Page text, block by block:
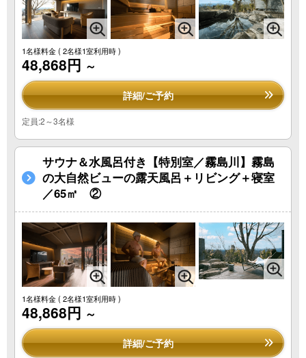
1名様料金( 2名様1室利用時 )
48,868円 ～
詳細/ご予約
定員:2～3名様
サウナ＆水風呂付き【特別室／霧島川】霧島
の大自然ビューの露天風呂＋リビング＋寝室
／65㎡ ②
1名様料金( 2名様1室利用時 )
48,868円 ～
詳細/ご予約